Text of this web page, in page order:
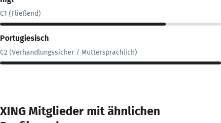
C1 (Fließend)
Portugiesisch
C2 (Verhandlungssicher / Muttersprachlich)
XING Mitglieder mit ähnlichen